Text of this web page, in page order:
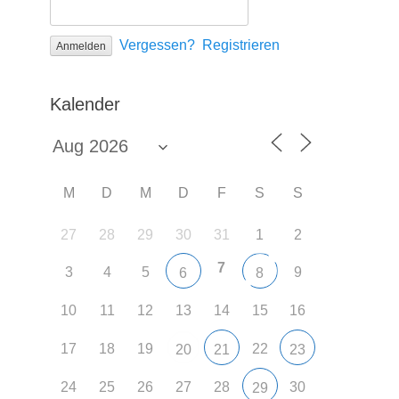
Vergessen? Registrieren
Kalender
M D M D F S S
27 28 29 30 31 1 2
3 4 5 6 7 8 9
10 11 12 13 14 15 16
17 18 19 20 21 22 23
24 25 26 27 28 29 30